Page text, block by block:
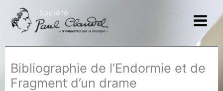
contenu
Bibliographie de l’Endormie et de
Fragment d’un drame